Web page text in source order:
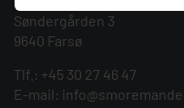
Søndergården 3
9640 Farsø
Tlf.: +45 30 27 46 47
E-mail: